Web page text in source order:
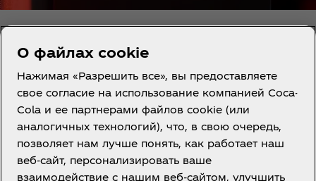
Казахстан | RU
О файлах cookie
Нажимая «Разрешить все», вы предоставляете
свое согласие на использование компанией Coca-
Cola и ее партнерами файлов cookie (или
аналогичных технологий), что, в свою очередь,
позволяет нам лучше понять, как работает наш
веб-сайт, персонализировать ваше
взаимодействие с нашим веб-сайтом, улучшить